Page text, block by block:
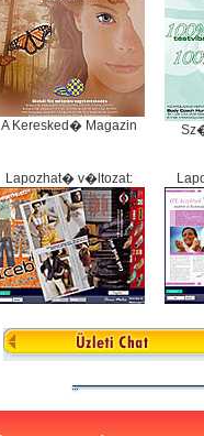
A Keresked� Magazin
Lapozhat� v�ltozat: